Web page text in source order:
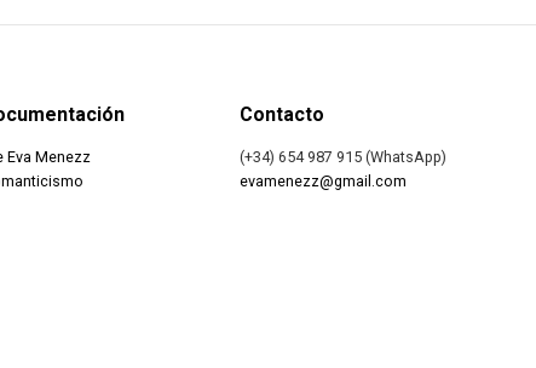
Eva Menezz
Contacto
(+34) 654 987 915 (WhatsApp)
evamenezz@gmail.com